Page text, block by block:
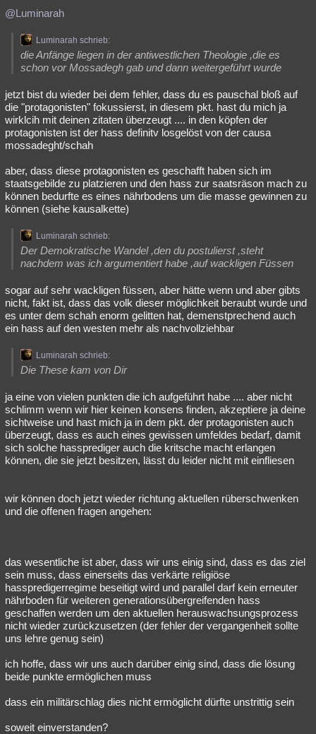
@Luminarah
Luminarah schrieb:
die Anfänge liegen in der antiwestlichen Theologie ,die es
schon vor Mossadegh gab und dann weitergeführt wurde
jetzt bist du wieder bei dem fehler, dass du es pauschal bloß auf
die "protagonisten" fokussierst, in diesem pkt. hast du mich ja
wirklcih mit deinen zitaten überzeugt .... in den köpfen der
protagonisten ist der hass definitv losgelöst von der causa
mossadeght/schah
aber, dass diese protagonisten es geschafft haben sich im
staatsgebilde zu platzieren und den hass zur saatsräson mach zu
können bedurfte es eines nährbodens um die masse gewinnen zu
können (siehe kausalkette)
Luminarah schrieb:
Der Demokratische Wandel ,den du postulierst ,steht
nachdem was ich argumentiert habe ,auf wackligen Füssen
sogar auf sehr wackligen füssen, aber hätte wenn und aber gibts
nicht, fakt ist, dass das volk dieser möglichkeit beraubt wurde und
es unter dem schah enorm gelitten hat, demenstprechend auch
ein hass auf den westen mehr als nachvollziehbar
Luminarah schrieb:
Die These kam von Dir
ja eine von vielen punkten die ich aufgeführt habe .... aber nicht
schlimm wenn wir hier keinen konsens finden, akzeptiere ja deine
sichtweise und hast mich ja in dem pkt. der protagonisten auch
überzeugt, dass es auch eines gewissen umfeldes bedarf, damit
sich solche hassprediger auch die kritsche macht erlangen
können, die sie jetzt besitzen, lässt du leider nicht mit einfliesen
wir können doch jetzt wieder richtung aktuellen rüberschwenken
und die offenen fragen angehen:
das wesentliche ist aber, dass wir uns einig sind, dass es das ziel
sein muss, dass einerseits das verkärte religiöse
hasspredigerregime beseitigt wird und parallel darf kein erneuter
nährboden für weiteren generationsübergreifenden hass
geschaffen werden um den aktuellen herauswachsungsprozess
nicht wieder zurückzusetzen (der fehler der vergangenheit sollte
uns lehre genug sein)
ich hoffe, dass wir uns auch darüber einig sind, dass die lösung
beide punkte ermöglichen muss
dass ein militärschlag dies nicht ermöglicht dürfte unstrittig sein
soweit einverstanden?